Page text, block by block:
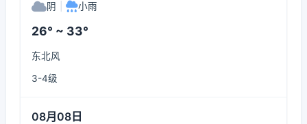
阴 小雨
26° ~ 33°
东北风
3-4级
08月08日